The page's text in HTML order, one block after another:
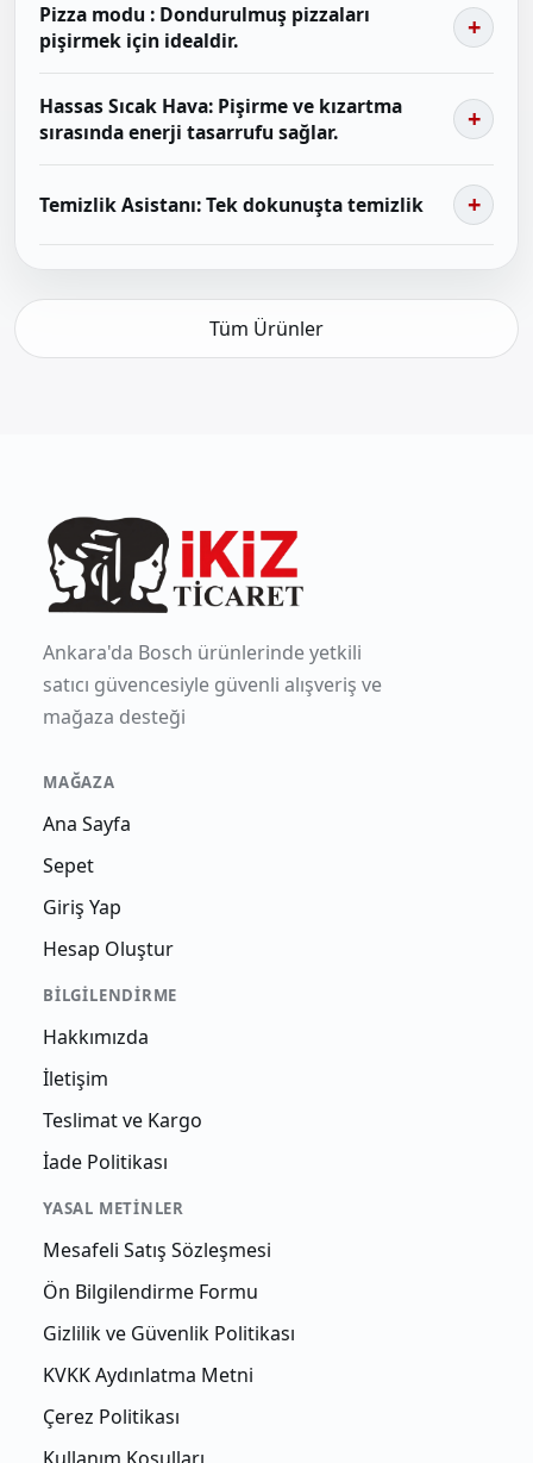
Pizza modu : Dondurulmuş pizzaları
pişirmek için idealdir.
Hassas Sıcak Hava: Pişirme ve kızartma
sırasında enerji tasarrufu sağlar.
Temizlik Asistanı: Tek dokunuşta temizlik
Tüm Ürünler
Ankara'da Bosch ürünlerinde yetkili
satıcı güvencesiyle güvenli alışveriş ve
mağaza desteği
MAĞAZA
Ana Sayfa
Sepet
Giriş Yap
Hesap Oluştur
BILGILENDIRME
Hakkımızda
İletişim
Teslimat ve Kargo
İade Politikası
YASAL METINLER
Mesafeli Satış Sözleşmesi
Ön Bilgilendirme Formu
Gizlilik ve Güvenlik Politikası
KVKK Aydınlatma Metni
Çerez Politikası